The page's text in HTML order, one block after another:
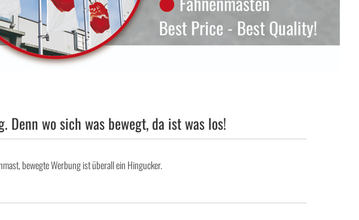
Denn wo sich was bewegt, da ist was los!
bewegte Werbung ist überall ein Hingucker.